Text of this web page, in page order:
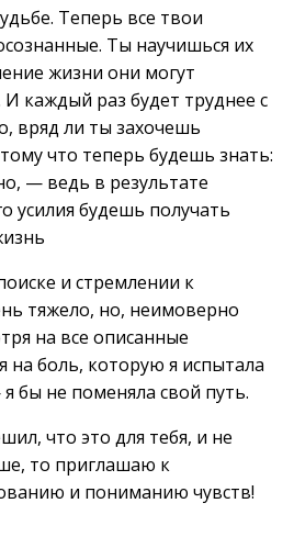
Теперь все твои
Ты научишься их
жизни они могут
И каждый раз будет труднее с
вряд ли ты захочешь
что теперь будешь знать:
— ведь в результате
усилия будешь получать
и стремлении к
тяжело, но, неимоверно
на все описанные
на боль, которую я испытала
бы не поменяла свой путь.
что это для тебя, и не
то приглашаю к
и пониманию чувств!